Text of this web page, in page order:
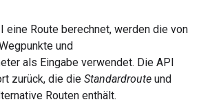
eine Route berechnet, werden die von
und
als Eingabe verwendet. Die API
zurück, die die Standardroute und
Routen enthält.